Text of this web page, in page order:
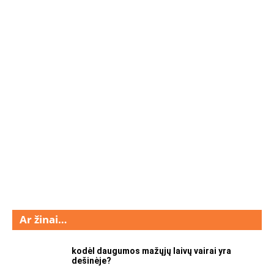
Ar žinai…
kodėl daugumos mažųjų laivų vairai yra
dešinėje?